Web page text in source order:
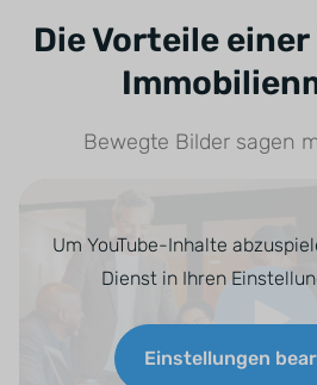
Die Vorteile
Bewegte Bilder sagen
Um YouTube-Inhalte
Dienst in Ihren
Einstellungen